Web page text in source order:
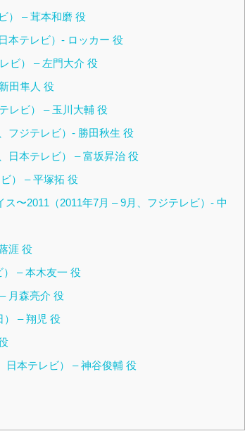
） – 茸本和磨 役
本テレビ）- ロッカー 役
ビ） – 左門大介 役
田隼人 役
レビ） – 玉川大輔 役
フジテレビ）- 勝田秋生 役
日本テレビ） – 富坂昇治 役
） – 平塚拓 役
〜2011（2011年7月 – 9月、フジテレビ）- 中
涯 役
） – 本木友一 役
月森亮介 役
） – 翔児 役
日本テレビ） – 神谷俊輔 役